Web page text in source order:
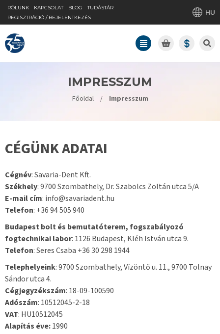
RÓLUNK KAPCSOLAT BLOG
TUDÁSTÁR
REGISZTRÁCIÓ / BEJELENTKEZÉS
HU
IMPRESSZUM
Főoldal / Impresszum
CÉGÜNK ADATAI
Cégnév: Savaria-Dent Kft.
Székhely: 9700 Szombathely, Dr. Szabolcs Zoltán utca 5/A
E-mail cím: info@savariadent.hu
Telefon: +36 94 505 940
Budapest bolt és bemutatóterem, fogszabályozó
fogtechnikai labor: 1126 Budapest, Kléh István utca 9.
Telefon: Seres Csaba +36 30 298 1944
Telephelyeink: 9700 Szombathely, Vízöntő u. 11., 9700 Tolnay
Sándor utca 4.
Cégjegyzékszám: 18-09-100590
Adószám: 10512045-2-18
VAT: HU10512045
Alapítás éve:1990